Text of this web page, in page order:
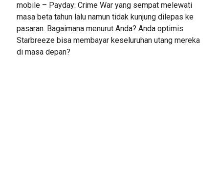
mobile – Payday: Crime War yang sempat melewati
masa beta tahun lalu namun tidak kunjung dilepas ke
pasaran. Bagaimana menurut Anda? Anda optimis
Starbreeze bisa membayar keseluruhan utang mereka
di masa depan?